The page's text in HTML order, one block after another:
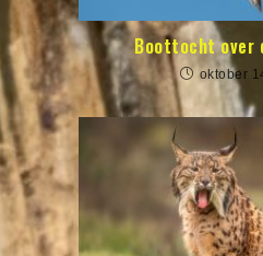
Boottocht over
oktober